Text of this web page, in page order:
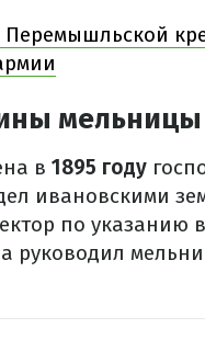
мельницы
в 1895 году
ивановскими
по указанию
руководил